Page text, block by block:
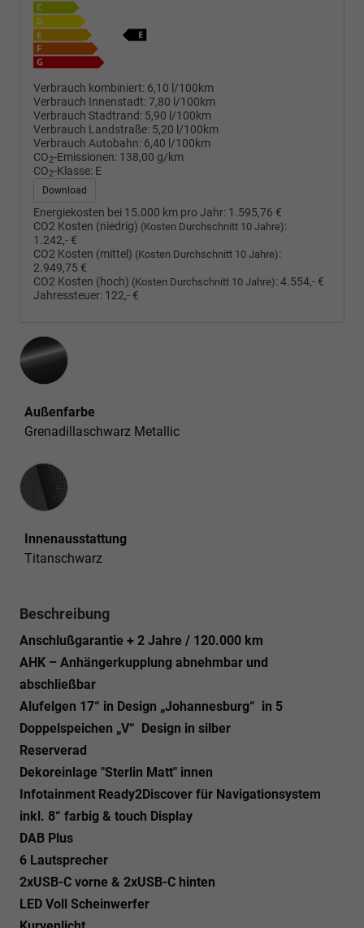
Verbrauch kombiniert: 6,10 l/100km
Verbrauch Innenstadt:7,80 l/100km
Verbrauch Stadtrand: 5,90 l/100km
Verbrauch Landstraße: 5,20 l/100km
Verbrauch Autobahn: 6,40 l/100km
CO2-Emissionen: 138,00 g/km
CO2-Klasse: E
Download
Energiekosten bei 15.000 km pro Jahr: 1.595,76 €
CO2 Kosten (niedrig) (Kosten Durchschnitt 10 Jahre):
1.242,- €
CO2 Kosten (mittel) (Kosten Durchschnitt 10 Jahre):
2.949,75 €
CO2 Kosten (hoch) (Kosten Durchschnitt 10 Jahre):4.554,- €
Jahressteuer: 122,- €
Außenfarbe
Grenadillaschwarz Metallic
Innenausstattung
Innenausstattung
Titanschwarz
Beschreibung
Anschlußgarantie + 2 Jahre / 120.000 km
AHK – Anhängerkupplung abnehmbar und
abschließbar
Alufelgen 17“ in Design „Johannesburg“ in 5
Doppelspeichen „V“ Design in silber
Reserverad
Dekoreinlage "Sterlin Matt" innen
Infotainment Ready2Discover für Navigationsystem
inkl. 8“ farbig & touch Display
DAB Plus
6 Lautsprecher
2xUSB-C vorne & 2xUSB-C hinten
LED Voll Scheinwerfer